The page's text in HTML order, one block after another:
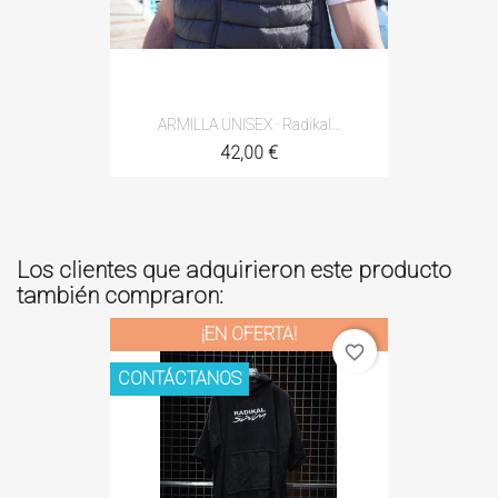
ARMILLA UNISEX · Radikal...
42,00 €
Los clientes que adquirieron este producto
también compraron:
¡EN OFERTA!
CONTÁCTANOS
favorite_border